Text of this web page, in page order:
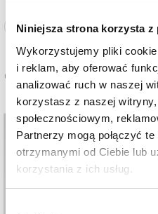
Niniejsza strona korzysta z
Wykorzystujemy pliki
i reklam, aby oferować
analizować ruch w naszej
korzystasz z naszej
społecznościowym,
Partnerzy mogą połączyć
otrzymanymi od Ciebie lub
korzystania z ich usług.
Zobacz pełne informacje
Cena sprzedaży
800 zł